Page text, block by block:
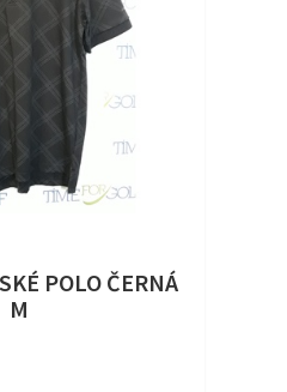
POLO ČERNÁ
M